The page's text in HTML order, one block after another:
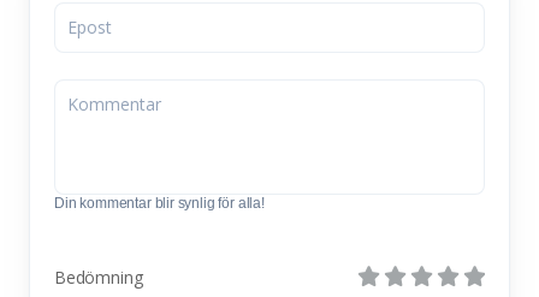
Din kommentar blir synlig för alla!
Bedömning